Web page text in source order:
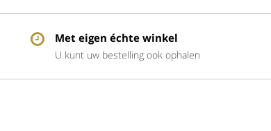
Met eigen échte winkel
U kunt uw bestelling ook ophalen